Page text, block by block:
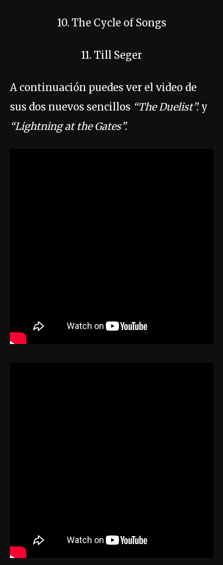
10. The Cycle of Songs
11. Till Seger
A continuación puedes ver el video de
sus dos nuevos sencillos “The Duelist”.y
“Lightning at the Gates”.